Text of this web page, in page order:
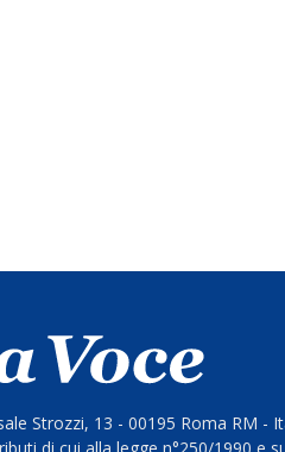
Strozzi, 13 - 00195 Roma RM -